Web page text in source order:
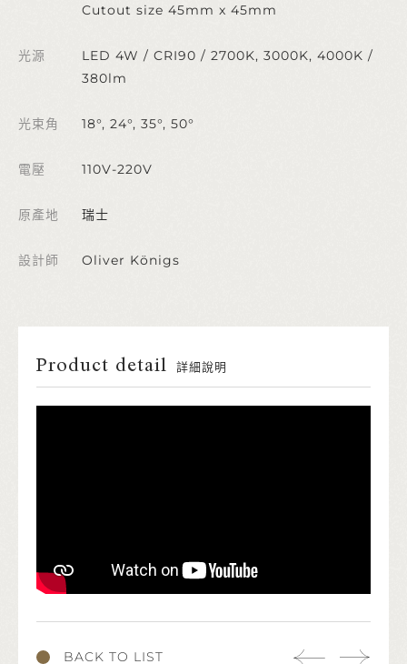
Cutout size 45mm x 45mm
光源
LED 4W / CRI90 / 2700K, 3000K, 4000K /
380lm
光束角 18°, 24°, 35°, 50°
電壓 110V-220V
原產地 瑞士
設計師 Oliver Königs
Product detail 詳細說明
BACK TO LIST